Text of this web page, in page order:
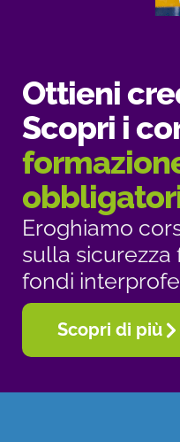
Ottieni
Scopri i
Eroghiamo
sulla sicurezza
fondi
Scopri di più